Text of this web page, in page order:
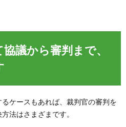
議から審判まで、
ケースもあれば、裁判官の審判を
法はさまざまです。